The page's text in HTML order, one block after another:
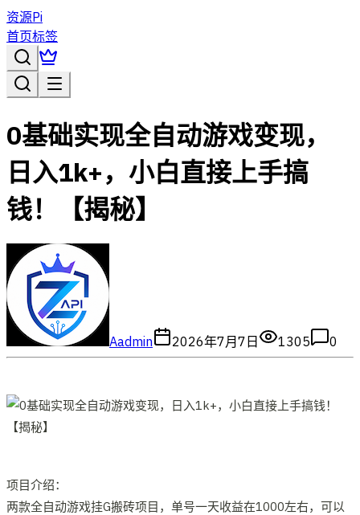
资源Pi
首页标签
0基础实现全自动游戏变现，
日入1k+，小白直接上手搞
钱！【揭秘】
Aadmin 2026年7月7日 1305 0
项目介绍：
两款全自动游戏挂G搬砖项目，单号一天收益在1000左右，可以